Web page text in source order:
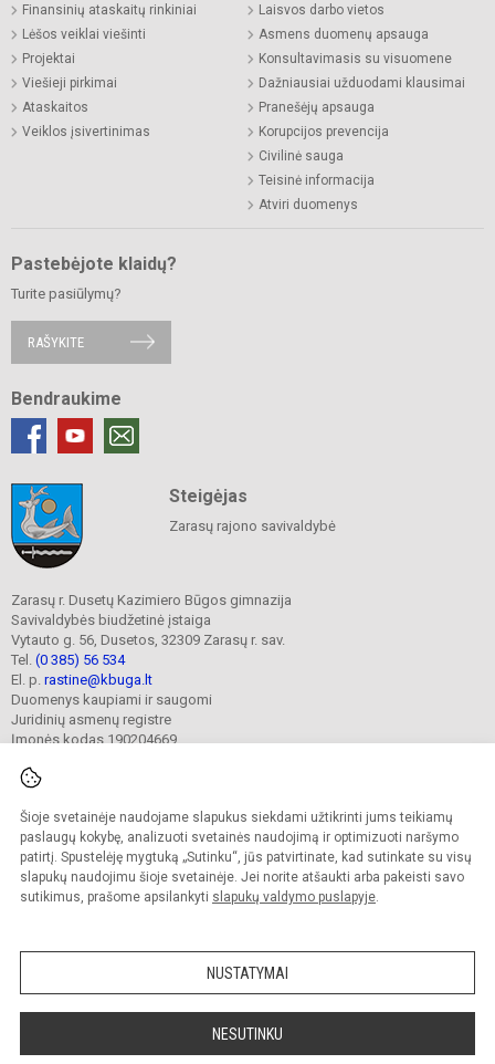
Šioje svetainėje naudojame slapukus siekdami užtikrinti jums teikiamų
paslaugų kokybę, analizuoti svetainės naudojimą ir optimizuoti naršymo
patirtį. Spustelėję mygtuką „Sutinku“, jūs patvirtinate, kad sutinkate su visų
slapukų naudojimu šioje svetainėje. Jei norite atšaukti arba pakeisti savo
sutikimus, prašome apsilankyti slapukų valdymo puslapyje.
NUSTATYMAI
NESUTINKU
Finansinių ataskaitų rinkiniai
Lėšos veiklai viešinti
Projektai
Viešieji pirkimai
Ataskaitos
Veiklos įsivertinimas
Laisvos darbo vietos
Asmens duomenų apsauga
Konsultavimasis su visuomene
Dažniausiai užduodami klausimai
Pranešėjų apsauga
Korupcijos prevencija
Civilinė sauga
Teisinė informacija
Atviri duomenys
Pastebėjote klaidų?
Turite pasiūlymų?
RAŠYKITE
Bendraukime
Steigėjas
Zarasų rajono savivaldybė
Zarasų r. Dusetų Kazimiero Būgos gimnazija
Savivaldybės biudžetinė įstaiga
Vytauto g. 56, Dusetos, 32309 Zarasų r. sav.
Tel. (0 385) 56 534
El. p. rastine@kbuga.lt
Duomenys kaupiami ir saugomi
Juridinių asmenų registre
Įmonės kodas 190204669
© 2023. Zarasų r. Dusetų Kazimiero Būgos gimnazija. Visos teisės saugomos.
Kopijuoti turinį be raštiško gimnazijos sutikimo griežtai draudžiama.
Prieinamumo paraiška Slapukų valdymas
Sumanus būdas atnaujinti